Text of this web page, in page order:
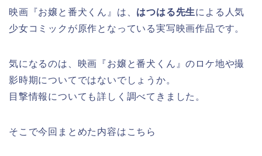
映画『お嬢と番犬くん』は、 はつはる先生による人気
少女コミックが原作となっている実写映画作品です。
気になるのは、映画『お嬢と番犬くん』のロケ地や撮
影時期についてではないでしょうか。
目撃情報についても詳しく調べてきました。
そこで今回まとめた内容はこちら